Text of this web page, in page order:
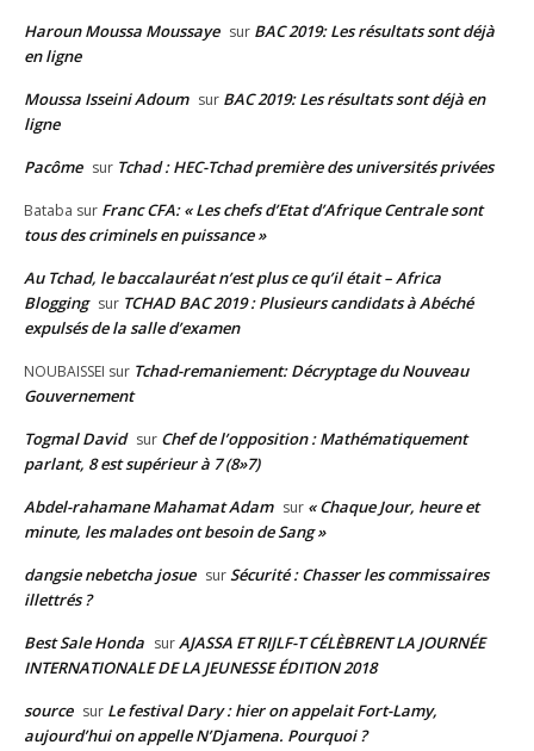
Haroun Moussa Moussaye sur BAC 2019: Les résultats sont déjà
en ligne
Moussa Isseini Adoum sur BAC 2019: Les résultats sont déjà en
ligne
Pacôme sur Tchad : HEC-Tchad première des universités privées
Bataba sur Franc CFA: « Les chefs d’Etat d’Afrique Centrale sont
tous des criminels en puissance »
Au Tchad, le baccalauréat n’est plus ce qu’il était – Africa
Blogging sur TCHAD BAC 2019 : Plusieurs candidats à Abéché
expulsés de la salle d’examen
NOUBAISSEI sur Tchad-remaniement: Décryptage du Nouveau
Gouvernement
Togmal David sur Chef de l’opposition : Mathématiquement
parlant, 8 est supérieur à 7 (8»7)
Abdel-rahamane Mahamat Adam sur « Chaque Jour, heure et
minute, les malades ont besoin de Sang »
dangsie nebetcha josue surSécurité : Chasser les commissaires
illettrés ?
Best Sale Honda surAJASSA ET RIJLF-T CÉLÈBRENT LA JOURNÉE
INTERNATIONALE DE LA JEUNESSE ÉDITION 2018
source sur Le festival Dary : hier on appelait Fort-Lamy,
aujourd’hui on appelle N’Djamena. Pourquoi ?